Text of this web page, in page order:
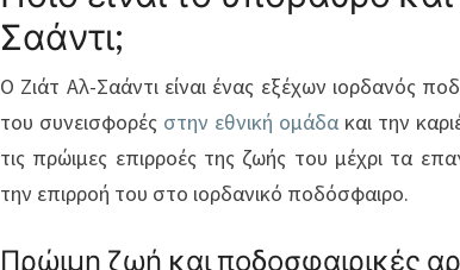
Σαάντι;
Ο Ζιάτ Αλ-Σαάντι είναι ένας εξέχων ιορδανός
του συνεισφορές στην εθνική ομάδα και την
τις πρώιμες επιρροές της ζωής του μέχρι τα
την επιρροή του στο ιορδανικό ποδόσφαιρο.
Πρώιμη ζωή και ποδοσφαιρικές